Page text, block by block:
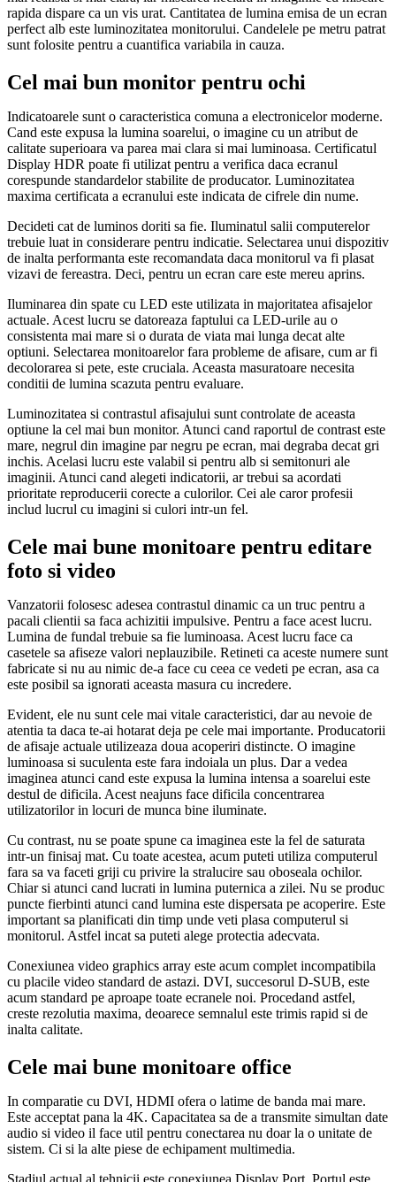
rapida dispare ca un vis urat. Cantitatea de lumina emisa de un ecran
perfect alb este luminozitatea monitorului. Candelele pe metru patrat
sunt folosite pentru a cuantifica variabila in cauza.
Cel mai bun monitor pentru ochi
Indicatoarele sunt o caracteristica comuna a electronicelor moderne.
Cand este expusa la lumina soarelui, o imagine cu un atribut de
calitate superioara va parea mai clara si mai luminoasa. Certificatul
Display HDR poate fi utilizat pentru a verifica daca ecranul
corespunde standardelor stabilite de producator. Luminozitatea
maxima certificata a ecranului este indicata de cifrele din nume.
Decideti cat de luminos doriti sa fie. Iluminatul salii computerelor
trebuie luat in considerare pentru indicatie. Selectarea unui dispozitiv
de inalta performanta este recomandata daca monitorul va fi plasat
vizavi de fereastra. Deci, pentru un ecran care este mereu aprins.
Iluminarea din spate cu LED este utilizata in majoritatea afisajelor
actuale. Acest lucru se datoreaza faptului ca LED-urile au o
consistenta mai mare si o durata de viata mai lunga decat alte
optiuni. Selectarea monitoarelor fara probleme de afisare, cum ar fi
decolorarea si pete, este cruciala. Aceasta masuratoare necesita
conditii de lumina scazuta pentru evaluare.
Luminozitatea si contrastul afisajului sunt controlate de aceasta
optiune la cel mai bun monitor. Atunci cand raportul de contrast este
mare, negrul din imagine par negru pe ecran, mai degraba decat gri
inchis. Acelasi lucru este valabil si pentru alb si semitonuri ale
imaginii. Atunci cand alegeti indicatorii, ar trebui sa acordati
prioritate reproducerii corecte a culorilor. Cei ale caror profesii
includ lucrul cu imagini si culori intr-un fel.
Cele mai bune monitoare pentru editare
foto si video
Vanzatorii folosesc adesea contrastul dinamic ca un truc pentru a
pacali clientii sa faca achizitii impulsive. Pentru a face acest lucru.
Lumina de fundal trebuie sa fie luminoasa. Acest lucru face ca
casetele sa afiseze valori neplauzibile. Retineti ca aceste numere sunt
fabricate si nu au nimic de-a face cu ceea ce vedeti pe ecran, asa ca
este posibil sa ignorati aceasta masura cu incredere.
Evident, ele nu sunt cele mai vitale caracteristici, dar au nevoie de
atentia ta daca te-ai hotarat deja pe cele mai importante. Producatorii
de afisaje actuale utilizeaza doua acoperiri distincte. O imagine
luminoasa si suculenta este fara indoiala un plus. Dar a vedea
imaginea atunci cand este expusa la lumina intensa a soarelui este
destul de dificila. Acest neajuns face dificila concentrarea
utilizatorilor in locuri de munca bine iluminate.
Cu contrast, nu se poate spune ca imaginea este la fel de saturata
intr-un finisaj mat. Cu toate acestea, acum puteti utiliza computerul
fara sa va faceti griji cu privire la stralucire sau oboseala ochilor.
Chiar si atunci cand lucrati in lumina puternica a zilei. Nu se produc
puncte fierbinti atunci cand lumina este dispersata pe acoperire. Este
important sa planificati din timp unde veti plasa computerul si
monitorul. Astfel incat sa puteti alege protectia adecvata.
Conexiunea video graphics array este acum complet incompatibila
cu placile video standard de astazi. DVI, succesorul D-SUB, este
acum standard pe aproape toate ecranele noi. Procedand astfel,
creste rezolutia maxima, deoarece semnalul este trimis rapid si de
inalta calitate.
Cele mai bune monitoare office
In comparatie cu DVI, HDMI ofera o latime de banda mai mare.
Este acceptat pana la 4K. Capacitatea sa de a transmite simultan date
audio si video il face util pentru conectarea nu doar la o unitate de
sistem. Ci si la alte piese de echipament multimedia.
Stadiul actual al tehnicii este conexiunea Display Port. Portul este